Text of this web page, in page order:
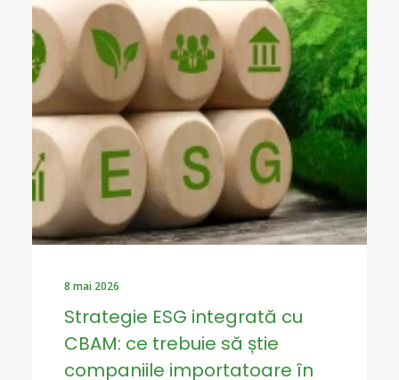
8 mai 2026
Strategie ESG integrată cu
CBAM: ce trebuie să știe
companiile importatoare în